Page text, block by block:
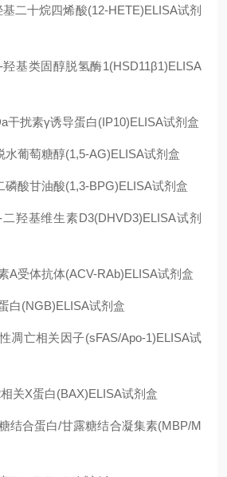
二十烷四烯酸(12-HETE)ELISA试剂
羟基类固醇脱氢酶1(HSD11β1)ELISA
干扰素γ诱导蛋白(IP10)ELISA试剂盒
水葡萄糖醇(1,5-AG)ELISA试剂盒
磷酸甘油酸(1,3-BPG)ELISA试剂盒
二羟基维生素D3(DHVD3)ELISA试剂
A受体抗体(ACV-RAb)ELISA试剂盒
白(NGB)ELISA试剂盒
凋亡相关因子(sFAS/Apo-1)ELISA试
关X蛋白(BAX)ELISA试剂盒
结合蛋白/甘露糖结合凝集素(MBP/M